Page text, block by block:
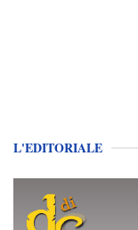
L'EDITORIALE